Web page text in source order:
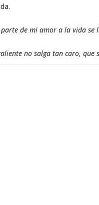
parte de mi amor a la vida
no salga tan caro, que